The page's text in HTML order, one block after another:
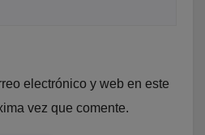
electrónico y web en este
vez que comente.